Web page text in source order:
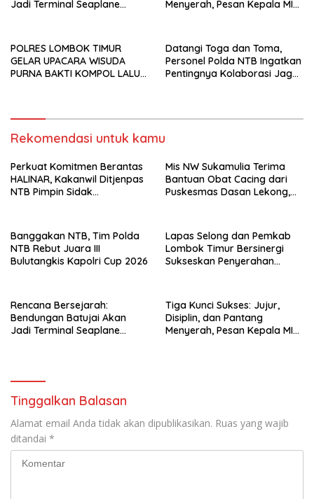
Jadi Terminal Seaplane
Menyerah, Pesan Kepala MI
POLRES LOMBOK TIMUR
GELAR UPACARA WISUDA
PURNA BAKTI KOMPOL LALU
Datangi Toga dan Toma,
Personel Polda NTB Ingatkan
Pentingnya Kolaborasi Jaga
Rekomendasi untuk kamu
Perkuat Komitmen Berantas
HALINAR, Kakanwil Ditjenpas
NTB Pimpin Sidak
Mis NW Sukamulia Terima
Bantuan Obat Cacing dari
Puskesmas Dasan Lekong,
Banggakan NTB, Tim Polda
NTB Rebut Juara III
Bulutangkis Kapolri Cup 2026
Lapas Selong dan Pemkab
Lombok Timur Bersinergi
Sukseskan Penyerahan
Rencana Bersejarah:
Bendungan Batujai Akan
Jadi Terminal Seaplane
Tiga Kunci Sukses: Jujur,
Disiplin, dan Pantang
Menyerah, Pesan Kepala MI
Tinggalkan Balasan
Alamat email Anda tidak akan dipublikasikan. Ruas yang wajib
ditandai *